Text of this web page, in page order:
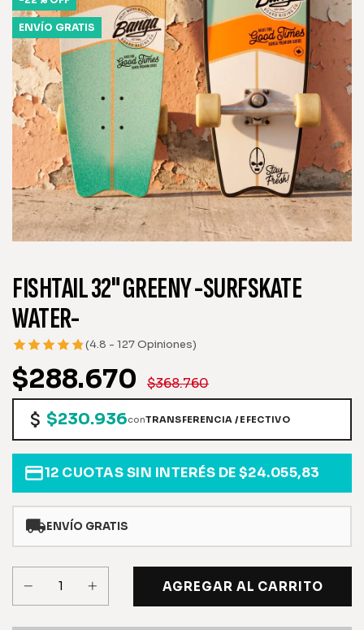
ENVÍO GRATIS
FISHTAIL 32" GREENY -SURFSKATE
WATER-
(4.8 - 127 Opiniones)
$288.670 $368.760
$230.936conTRANSFERENCIA / EFECTIVO
12 CUOTAS SIN INTERÉS DE$24.055,83
ENVÍO GRATIS